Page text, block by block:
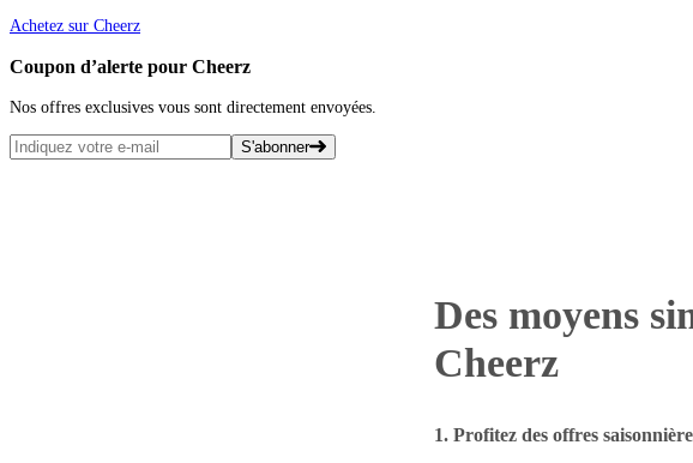
Achetez sur Cheerz
Coupon d’alerte pour Cheerz
Nos offres exclusives vous sont directement envoyées.
S'abonner
Des moyens
Cheerz
1. Profitez des offres